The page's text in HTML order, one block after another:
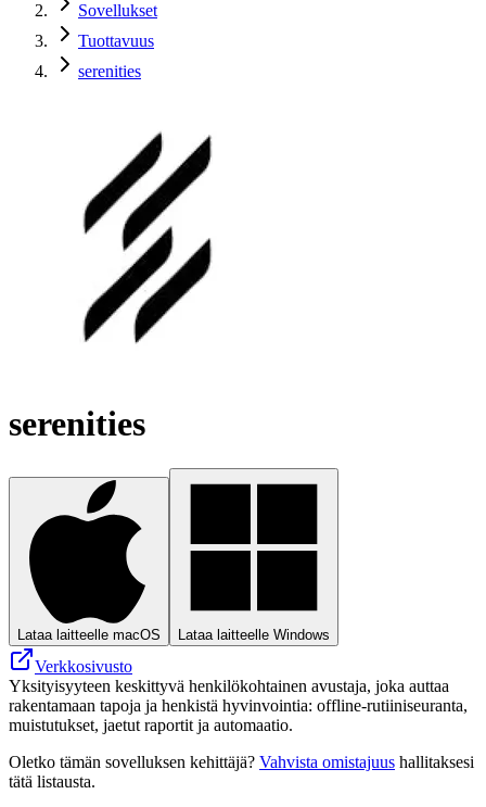
Sovellukset
Tuottavuus
serenities
serenities
Lataa laitteelle macOS Lataa laitteelle Windows
Verkkosivusto
Yksityisyyteen keskittyvä henkilökohtainen avustaja, joka auttaa
rakentamaan tapoja ja henkistä hyvinvointia: offline-rutiiniseuranta,
muistutukset, jaetut raportit ja automaatio.
Oletko tämän sovelluksen kehittäjä? Vahvista omistajuus hallitaksesi
tätä listausta.